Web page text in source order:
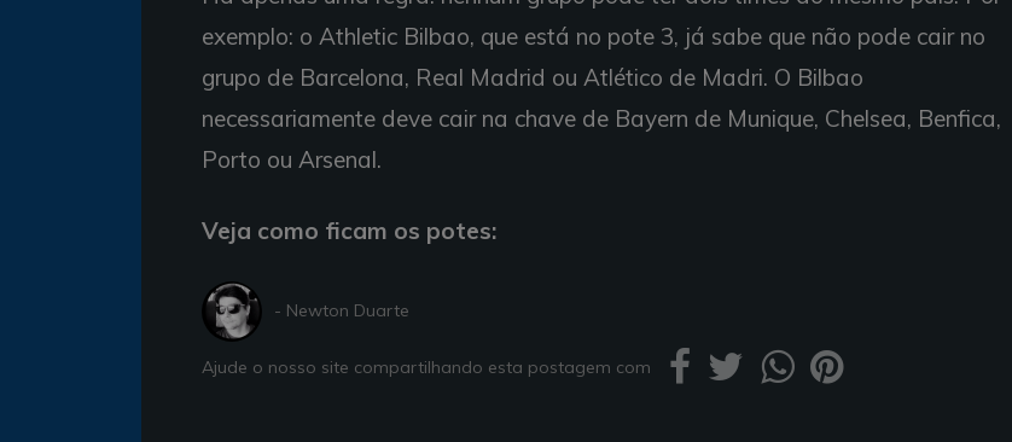
exemplo: o Athletic Bilbao, que está no pote 3, já sabe que não pode cair no
grupo de Barcelona, Real Madrid ou Atlético de Madri. O Bilbao
necessariamente deve cair na chave de Bayern de Munique, Chelsea, Benfica,
Porto ou Arsenal.
Veja como ficam os potes:
- Newton Duarte
Ajude o nosso site compartilhando esta postagem com